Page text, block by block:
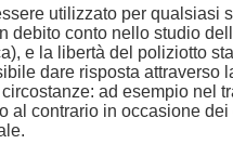
utilizzato per qualsiasi
conto nello studio
e la libertà del poliziotto
dare risposta attraverso
ad esempio nel
contrario in occasione